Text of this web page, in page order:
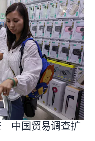
中国贸易调查扩